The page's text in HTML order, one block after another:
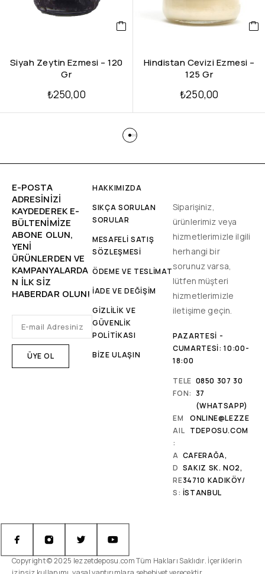
Siyah Zeytin Ezmesi – 120
Gr
₺250,00
Hindistan Cevizi Ezmesi –
125 Gr
₺250,00
E-POSTA
ADRESINIZI
KAYDEDEREK E-
BÜLTENIMIZE
ABONE OLUN,
YENİ
ÜRÜNLERDEN VE
KAMPANYALARDA
N ILK SIZ
HABERDAR OLUN!
HAKKIMIZDA
SIKÇA SORULAN
SORULAR
MESAFELİ SATIŞ
SÖZLEŞMESİ
ÖDEME VE TESLİMAT
İADE VE DEĞİŞİM
GİZLİLİK VE
GÜVENLİK
POLİTİKASI
BİZE ULAŞIN
Siparişiniz,
ürünlerimiz veya
hizmetlerimizle ilgili
herhangi bir
sorunuz varsa,
lütfen müşteri
hizmetlerimizle
iletişime geçin.
PAZARTESI -
CUMARTESI: 10:00-
18:00
TELE
FON:
0850 307 30
37
(WHATSAPP)
EM
AIL
:
ONLINE@LEZZE
TDEPOSU.COM
A
D
RE
S:
CAFERAĞA,
SAKIZ SK. NO2,
34710 KADIKÖY/
İSTANBUL
Copyright © 2025 lezzetdeposu.com Tüm Hakları Saklıdır. İçeriklerin